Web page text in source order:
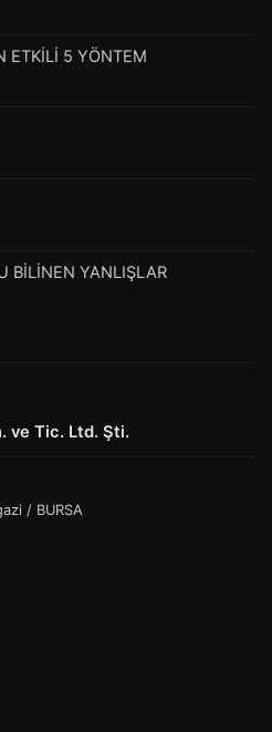
ETKİLİ 5 YÖNTEM
BİLİNEN YANLIŞLAR
ve Tic. Ltd. Şti.
/ BURSA